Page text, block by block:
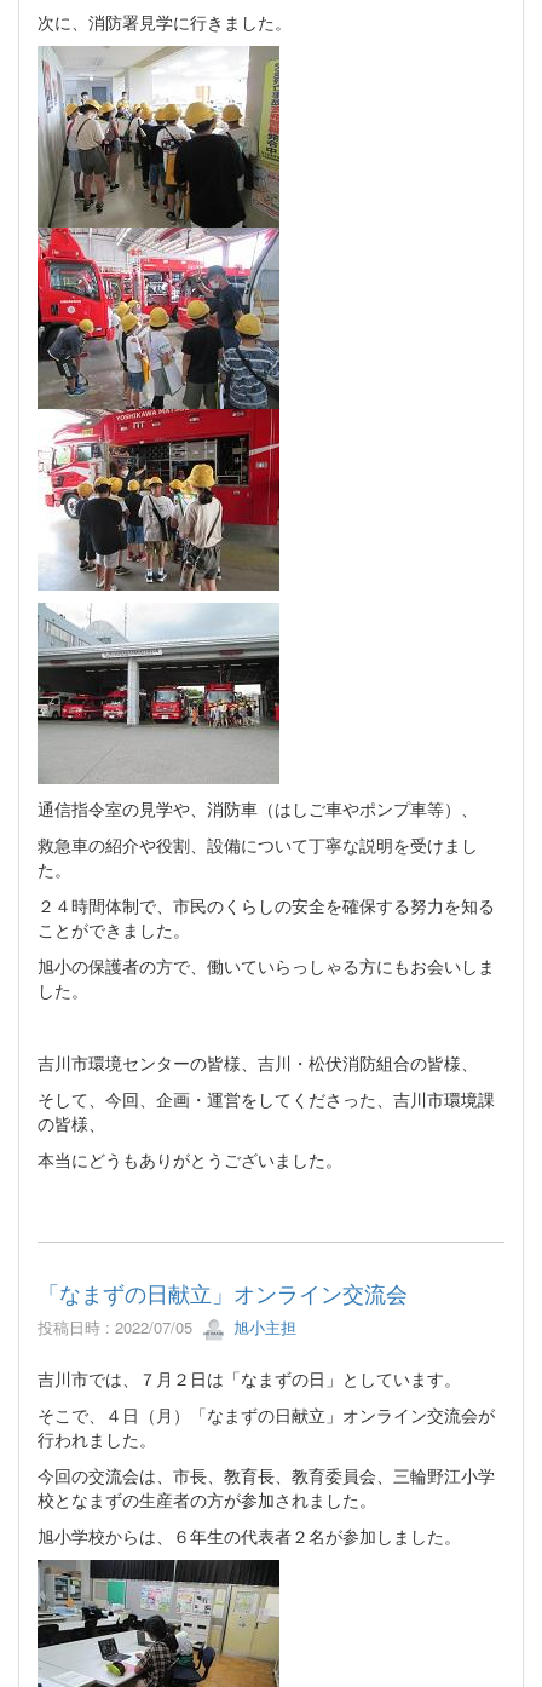
次に、消防署見学に行きました。
通信指令室の見学や、消防車（はしご車やポンプ車等）、
救急車の紹介や役割、設備について丁寧な説明を受けまし
た。
２４時間体制で、市民のくらしの安全を確保する努力を知る
ことができました。
旭小の保護者の方で、働いていらっしゃる方にもお会いしま
した。
吉川市環境センターの皆様、吉川・松伏消防組合の皆様、
そして、今回、企画・運営をしてくださった、吉川市環境課
の皆様、
本当にどうもありがとうございました。
「なまずの日献立」オンライン交流会
投稿日時 : 2022/07/05 旭小主担
吉川市では、７月２日は「なまずの日」としています。
そこで、４日（月）「なまずの日献立」オンライン交流会が
行われました。
今回の交流会は、市長、教育長、教育委員会、三輪野江小学
校となまずの生産者の方が参加されました。
旭小学校からは、６年生の代表者２名が参加しました。